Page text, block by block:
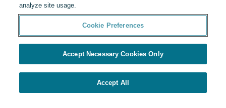
analyze site usage.
Cookie Preferences
Accept Necessary Cookies Only
Accept All